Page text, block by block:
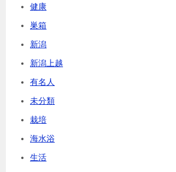
健康
巣箱
新潟
新潟上越
有名人
未分類
栽培
海水浴
生活